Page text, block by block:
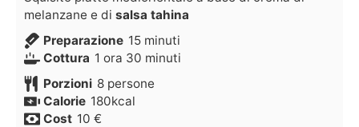
melanzane e di salsa tahina
Preparazione 15 minuti
Cottura 1 ora 30 minuti
Porzioni 8 persone
Calorie 180kcal
Cost 10 €